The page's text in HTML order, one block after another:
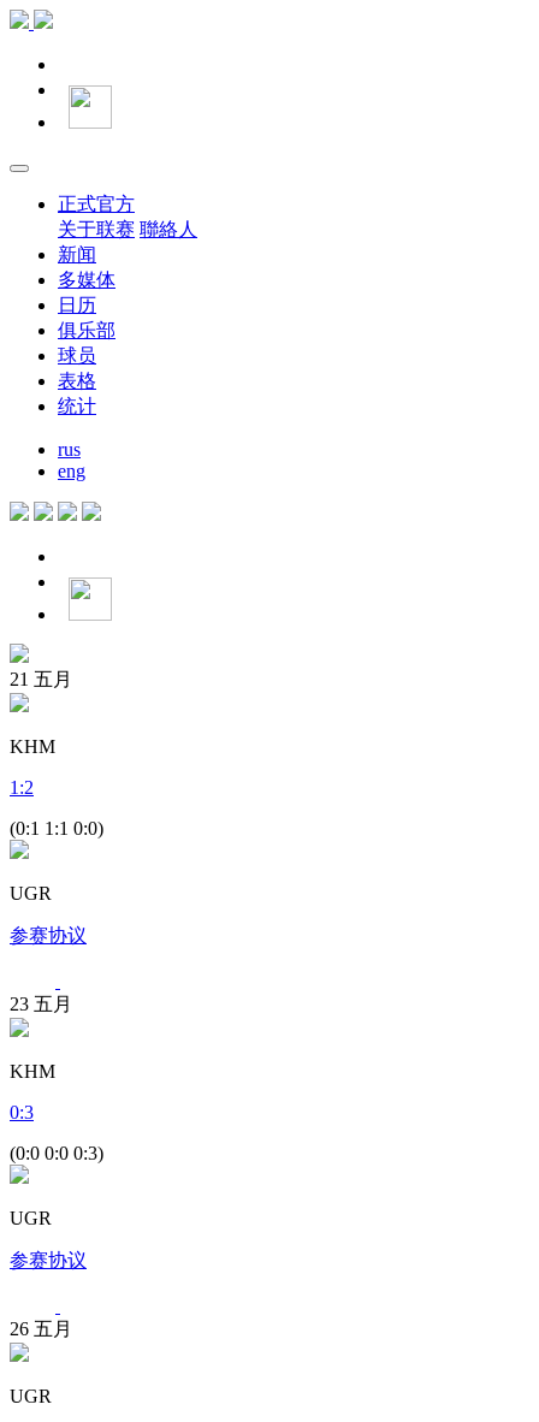
正式官方
关于联赛 聯絡人
新闻
多媒体
日历
俱乐部
球员
表格
统计
rus
eng
21 五月
KHM
1 :2
(0:1 1:1 0:0)
UGR
参赛协议
23 五月
KHM
0:3
(0:0 0:0 0:3)
UGR
参赛协议
26 五月
UGR